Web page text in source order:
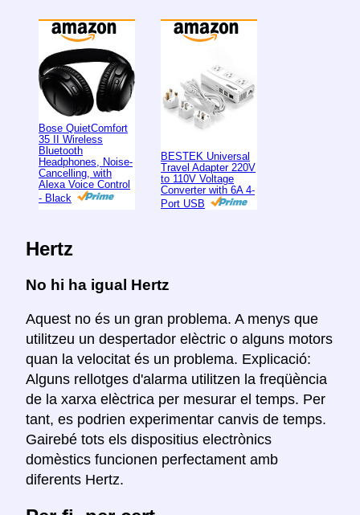
Bose QuietComfort
35 II Wireless
Bluetooth
Headphones, Noise-
Cancelling, with
Alexa Voice Control
- Black
BESTEK Universal
Travel Adapter 220V
to 110V Voltage
Converter with 6A 4-
Port USB
Hertz
No hi ha igual Hertz
Aquest no és un gran problema. A menys que
utilitzeu un despertador elèctric o alguns motors
quan la velocitat és un problema. Explicació:
Alguns rellotges d'alarma utilitzen la freqüència
de la xarxa elèctrica per mesurar el temps. Per
tant, es podrien experimentar canvis de temps.
Gairebé tots els dispositius electrònics
domèstics funcionen perfectament amb
diferents Hertz.